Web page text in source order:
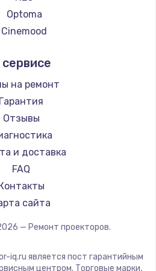
SSD
Заказать
данных
990 руб.
USB порта
1060 руб.
1100 руб.
Optoma
Cinemood
Barco
Xgimi
Canon
JVC
Casio
Hiper
HITACHI
Panasonic
Hisense
на ремонт
Гарантия
Отзывы
и доставка
FAQ
сайта
— Ремонт проекторов.
iq.ru является пост гарантийным
центром. Торговые марки,